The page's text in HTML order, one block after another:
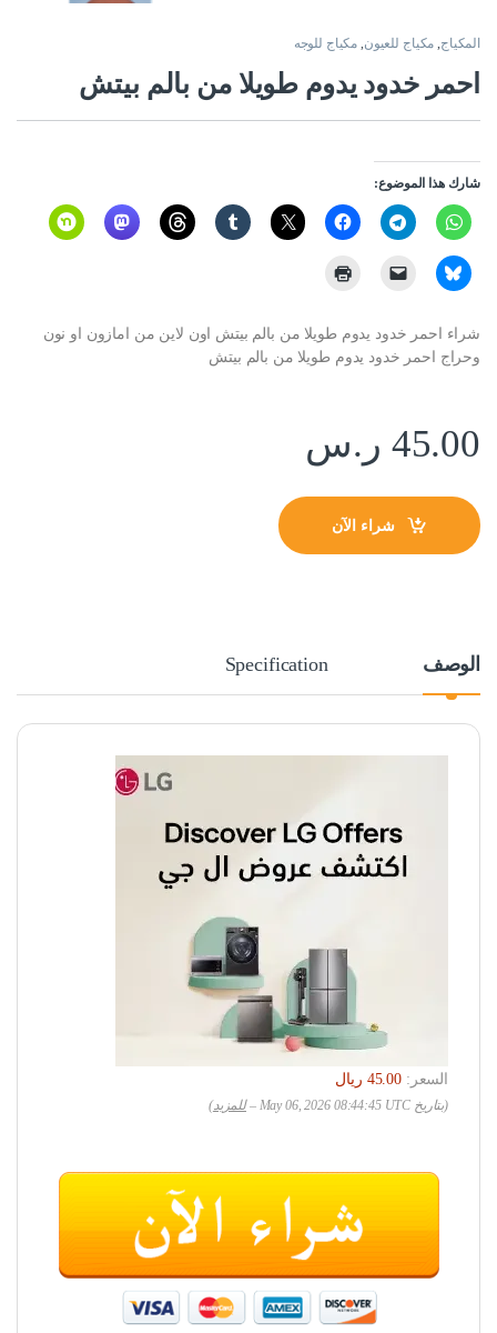
المكياج, مكياج للعيون, مكياج للوجه
احمر خدود يدوم طويلا من بالم بيتش
شارك هذا الموضوع:
شراء احمر خدود يدوم طويلا من بالم بيتش اون لاين من امازون او نون
وحراج احمر خدود يدوم طويلا من بالم بيتش
45.00 ر.س
شراء الآن
الوصف Specification
السعر:
‏45.00 ريال
(بتاريخ May 06, 2026 08:44:45 UTC – للمزيد)